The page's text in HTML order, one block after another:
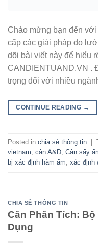
Chào mừng bạn đến
cấp các giải pháp đo
dõi bài viết này để hiểu
CANDIENTUAND.VN .
trọng đối với nhiều
CONTINUE READING →
Posted in chia sẻ thông tin
vietnam, cân A&D, Cân sấy
bị xác định hàm ẩm, xác định
CHIA SẺ THÔNG TIN
Cân Phân Tích:
Dụng